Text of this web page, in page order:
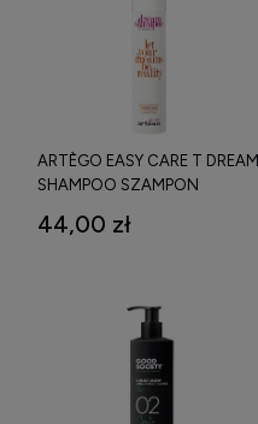
ARTÈGO EASY CARE T DREAM
SHAMPOO SZAMPON
250 ML
44,00 zł